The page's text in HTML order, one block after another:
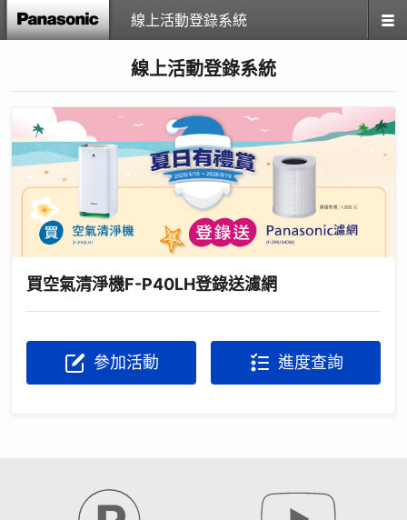
線上活動登錄系統
線上活動登錄系統
買空氣清淨機F-P40LH登錄送濾網
參加活動 進度查詢